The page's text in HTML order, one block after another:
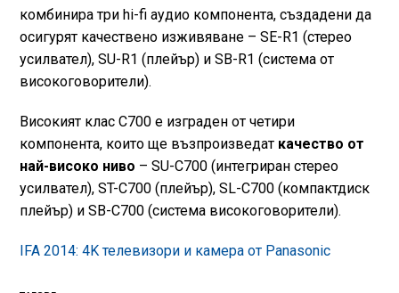
комбинира три hi-fi аудио компонента, създадени да
осигурят качествено изживяване – SE-R1 (стерео
усилвател), SU-R1 (плейър) и SB-R1 (система от
високоговорители).
Високият клас C700 е изграден от четири
компонента, които ще възпроизведаткачество от
най-високо ниво – SU-C700 (интегриран стерео
усилвател), ST-C700 (плейър), SL-C700 (компактдиск
плейър) и SB-C700 (система високоговорители).
IFA 2014: 4K телевизори и камера от Panasonic